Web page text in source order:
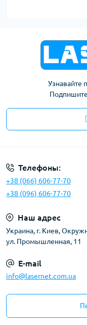
Узнавайте
Телефоны:
+38 (066) 606-77-70
+38 (096) 606-77-70
Наш адрес
Украина, г. Киев,
ул. Промышленная, 11
E-mail
info@lasernet.com.ua